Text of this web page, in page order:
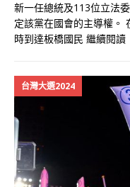
新一任總統及113位立法
定該黨在國會的主導權。
時到達板橋國民 繼續閱讀
台灣大選2024